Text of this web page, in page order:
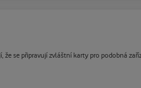
se připravují zvláštní karty pro podobná